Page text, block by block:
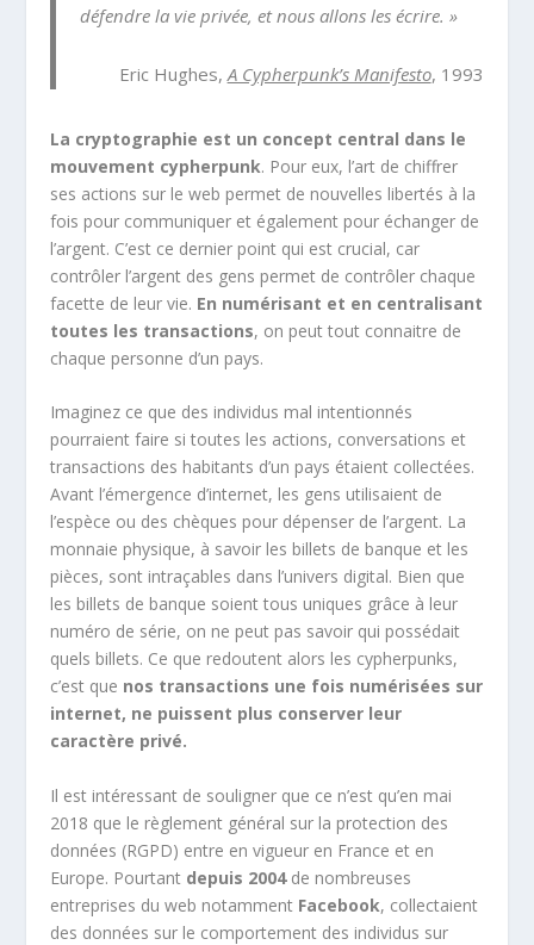
défendre la vie privée, et nous allons les écrire. »
Eric Hughes,A Cypherpunk’s Manifesto, 1993
La cryptographie est un concept central dans le
mouvement cypherpunk. Pour eux, l’art de chiffrer
ses actions sur le web permet de nouvelles libertés à la
fois pour communiquer et également pour échanger de
l’argent. C’est ce dernier point qui est crucial, car
contrôler l’argent des gens permet de contrôler chaque
facette de leur vie. En numérisant et en centralisant
toutes les transactions, on peut tout connaitre de
chaque personne d’un pays.
Imaginez ce que des individus mal intentionnés
pourraient faire si toutes les actions, conversations et
transactions des habitants d’un pays étaient collectées.
Avant l’émergence d’internet, les gens utilisaient de
l’espèce ou des chèques pour dépenser de l’argent. La
monnaie physique, à savoir les billets de banque et les
pièces, sont intraçables dans l’univers digital. Bien que
les billets de banque soient tous uniques grâce à leur
numéro de série, on ne peut pas savoir qui possédait
quels billets. Ce que redoutent alors les cypherpunks,
c’est que nos transactions une fois numérisées sur
internet, ne puissent plus conserver leur
caractère privé.
Il est intéressant de souligner que ce n’est qu’en mai
2018 que le règlement général sur la protection des
données (RGPD) entre en vigueur en France et en
Europe. Pourtant depuis 2004de nombreuses
entreprises du web notamment Facebook, collectaient
des données sur le comportement des individus sur